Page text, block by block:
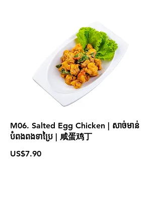
M06. Salted Egg Chicken | សាច់មាន់
បំពងពងទាប្រៃ | 咸蛋鸡丁
US$7.90